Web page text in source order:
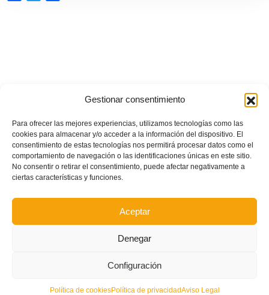
Gestionar consentimiento
Para ofrecer las mejores experiencias, utilizamos tecnologías como las
cookies para almacenar y/o acceder a la información del dispositivo. El
consentimiento de estas tecnologías nos permitirá procesar datos como el
comportamiento de navegación o las identificaciones únicas en este sitio.
No consentir o retirar el consentimiento, puede afectar negativamente a
ciertas características y funciones.
Aceptar
Denegar
Configuración
Política de cookiesPolítica de privacidadAviso Legal